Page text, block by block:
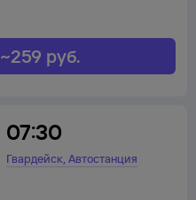
~259 руб.
07:30
Гвардейск,Автостанция